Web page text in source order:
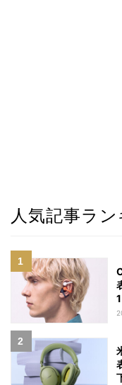
人気記事ラ